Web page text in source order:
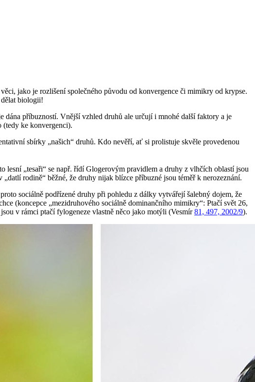
jako je rozlišení společného původu od konvergence či mimikry od krypse.
dělat biologii!
dána příbuzností. Vnější vzhled druhů ale určují i mnohé další faktory a je
(tedy ke konvergenci).
sbírky „našich“ druhů. Kdo nevěří, ať si prolistuje skvěle provedenou
„tesaři“ se např. řídí Glogerovým pravidlem a druhy z vlhčích oblastí jsou
rodině“ běžné, že druhy nijak blízce příbuzné jsou téměř k nerozeznání.
sociálně podřízené druhy při pohledu z dálky vytvářejí šalebný dojem, že
(koncepce „mezidruhového sociálně dominančního mimikry“: Ptačí svět 26,
v rámci ptačí fylogeneze vlastně něco jako motýli (Vesmír81, 497, 2002/9).